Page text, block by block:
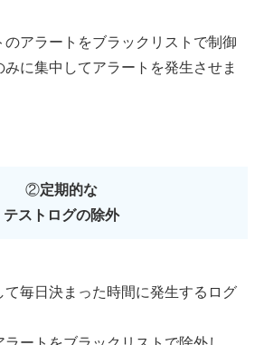
のアラートをブラックリストで制御
みに集中してアラートを発生させま
②定期的な
テストログの除外
て毎日決まった時間に発生するログ